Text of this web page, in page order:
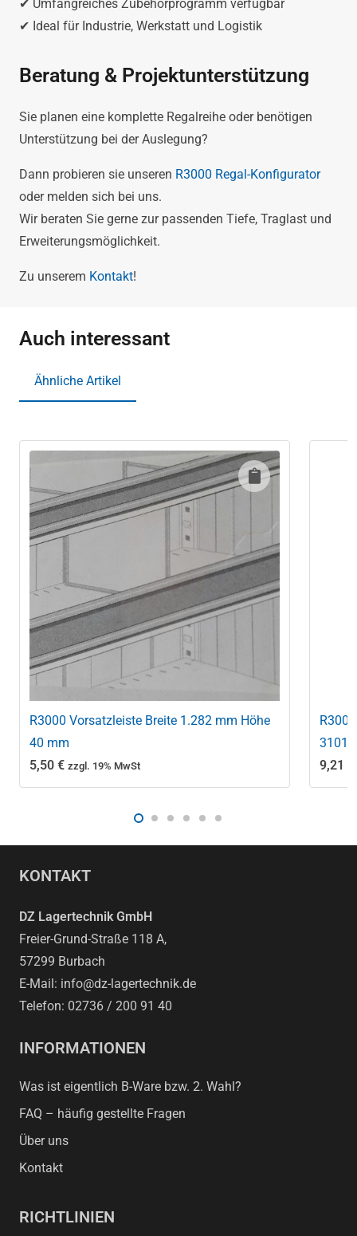
✔ Umfangreiches Zubehörprogramm verfügbar
✔ Ideal für Industrie, Werkstatt und Logistik
Beratung & Projektunterstützung
Sie planen eine komplette Regalreihe oder benötigen
Unterstützung bei der Auslegung?
Dann probieren sie unseren R3000 Regal-Konfigurator
oder melden sich bei uns.
Wir beraten Sie gerne zur passenden Tiefe, Traglast und
Erweiterungsmöglichkeit.
Zu unserem Kontakt!
Auch interessant
Ähnliche Artikel
R3000 Vorsatzleiste Breite 1.282 mm Höhe
40 mm
5,50 € zzgl. 19% MwSt
9,21
KONTAKT
DZ Lagertechnik GmbH
Freier-Grund-Straße 118 A,
57299 Burbach
E-Mail: info@dz-lagertechnik.de
Telefon: 02736 / 200 91 40
INFORMATIONEN
Was ist eigentlich B-Ware bzw. 2. Wahl?
FAQ – häufig gestellte Fragen
Über uns
Kontakt
RICHTLINIEN